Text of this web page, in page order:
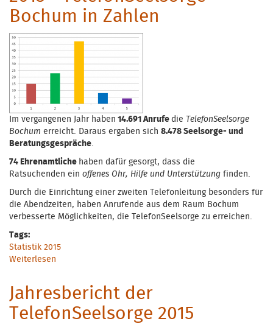
Bochum in Zahlen
Im vergangenen Jahr haben 14.691 Anrufe die TelefonSeelsorge
Bochum erreicht. Daraus ergaben sich 8.478 Seelsorge- und
Beratungsgespräche.
74 Ehrenamtliche haben dafür gesorgt, dass die
Ratsuchenden ein offenes Ohr, Hilfe und Unterstützung finden.
Durch die Einrichtung einer zweiten Telefonleitung besonders für
die Abendzeiten, haben Anrufende aus dem Raum Bochum
verbesserte Möglichkeiten, die TelefonSeelsorge zu erreichen.
Tags:
Statistik 2015
Weiterlesen
Jahresbericht der
TelefonSeelsorge 2015